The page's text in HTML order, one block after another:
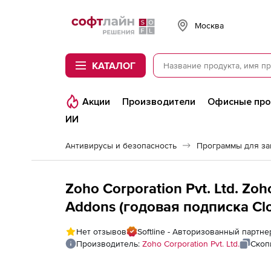
Softline
Москва
КАТАЛОГ
Акции Производители Офисные
ИИ
Антивирусы и безопасность Программы для
Zoho Corporation Pvt. Ltd.
Addons (годовая подписка
on), fee for 25 Servers and
Нет отзывов
Softline - Авторизованный
Производитель: Zoho Corporation Pvt. Ltd.